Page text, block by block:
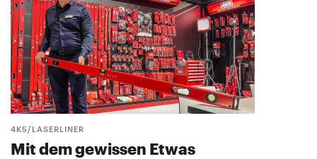
4K5/LASERLINER
Mit dem gewissen Etwas